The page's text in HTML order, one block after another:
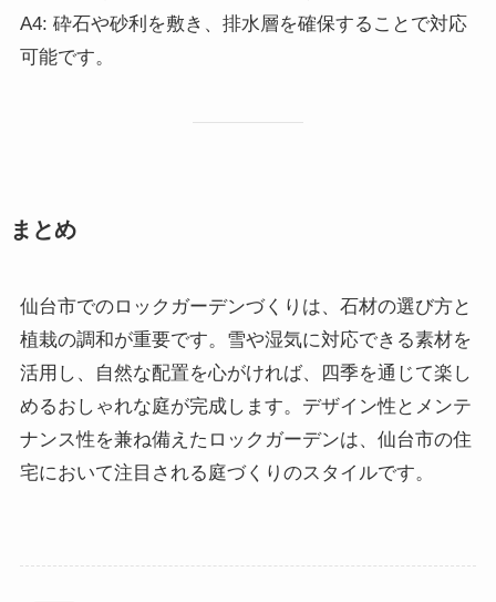
A4: 砕石や砂利を敷き、排水層を確保することで対応
可能です。
まとめ
仙台市でのロックガーデンづくりは、石材の選び方と
植栽の調和が重要です。雪や湿気に対応できる素材を
活用し、自然な配置を心がければ、四季を通じて楽し
めるおしゃれな庭が完成します。デザイン性とメンテ
ナンス性を兼ね備えたロックガーデンは、仙台市の住
宅において注目される庭づくりのスタイルです。